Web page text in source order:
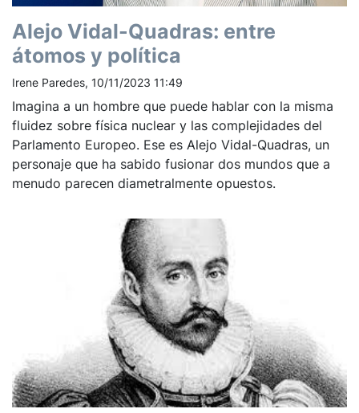
Alejo Vidal-Quadras: entre
átomos y política
Irene Paredes, 10/11/2023 11:49
Imagina a un hombre que puede hablar con la misma
fluidez sobre física nuclear y las complejidades del
Parlamento Europeo. Ese es Alejo Vidal-Quadras, un
personaje que ha sabido fusionar dos mundos que a
menudo parecen diametralmente opuestos.